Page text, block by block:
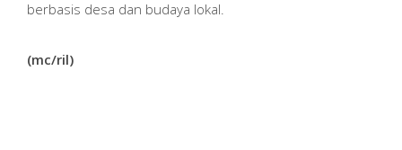
berbasis desa dan budaya lokal.
(mc/ril)